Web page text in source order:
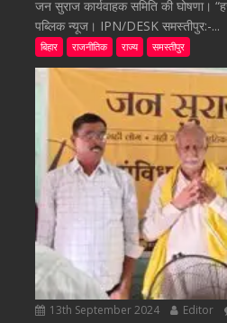
जन सुराज कार्यवाहक समिति की घोषणा।
पब्लिक न्यूज। IPN/DESK समस्तीपुर:-...
बिहार राजनीतिक राज्य समस्तीपुर
13th September 2024 Editor